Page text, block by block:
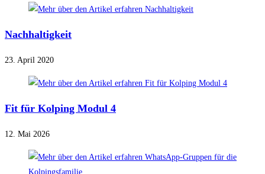
Nachhaltigkeit
23. April 2020
Fit für Kolping Modul 4
12. Mai 2026